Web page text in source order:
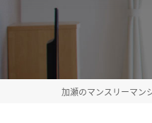
加瀬のマンスリーマン